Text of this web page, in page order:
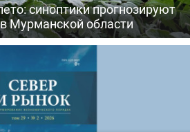
синоптики прогнозируют
Мурманской области